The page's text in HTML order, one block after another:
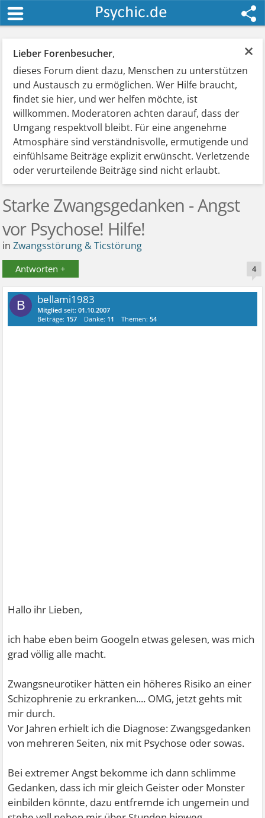
×
Lieber Forenbesucher,
dieses Forum dient dazu, Menschen zu unterstützen
und Austausch zu ermöglichen. Wer Hilfe braucht,
findet sie hier, und wer helfen möchte, ist
willkommen. Moderatoren achten darauf, dass der
Umgang respektvoll bleibt. Für eine angenehme
Atmosphäre sind verständnisvolle, ermutigende und
einfühlsame Beiträge explizit erwünscht. Verletzende
oder verurteilende Beiträge sind nicht erlaubt.
Starke Zwangsgedanken - Angst
vor Psychose! Hilfe!
inZwangsstörung & Ticstörung
Antworten + 4
B bellami1983
Mitglied seit:01.10.2007
Beiträge: 157 Danke: 11 Themen:54
Hallo ihr Lieben,
ich habe eben beim Googeln etwas gelesen, was mich
grad völlig alle macht.
Zwangsneurotiker hätten ein höheres Risiko an einer
Schizophrenie zu erkranken.... OMG, jetzt gehts mit
mir durch.
Vor Jahren erhielt ich die Diagnose: Zwangsgedanken
von mehreren Seiten, nix mit Psychose oder sowas.
Bei extremer Angst bekomme ich dann schlimme
Gedanken, dass ich mir gleich Geister oder Monster
einbilden könnte, dazu entfremde ich ungemein und